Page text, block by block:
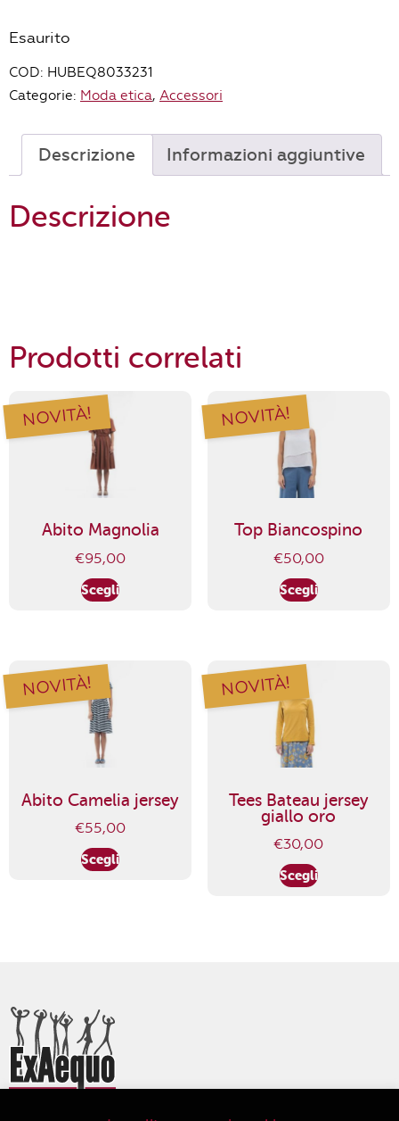
Esaurito
COD: HUBEQ8033231
Categorie: Moda etica, Accessori
Descrizione Informazioni aggiuntive
Descrizione
Prodotti correlati
NOVITÀ!
Abito Magnolia
€95,00
Scegli
NOVITÀ!
Top Biancospino
€50,00
Scegli
NOVITÀ!
Abito Camelia jersey
€55,00
Scegli
NOVITÀ!
Tees Bateau jersey
giallo oro
€30,00
Scegli